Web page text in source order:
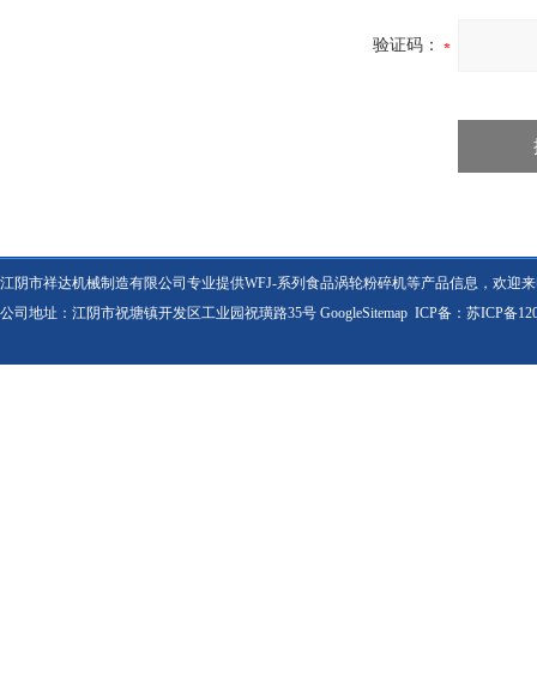
验证码：
江阴市祥达机械制造有限公司专业提供WFJ-系列食品涡轮粉碎机等产品信息，欢迎
公司地址：江阴市祝塘镇开发区工业园祝璜路35号 GoogleSitemap ICP备： 苏ICP备